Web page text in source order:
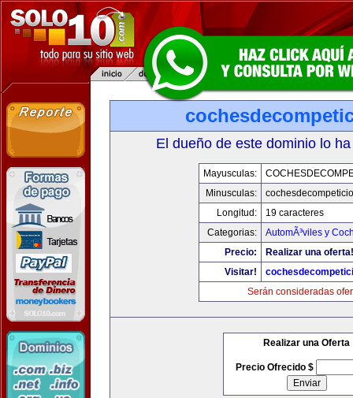
El dueño de este dominio lo
Mayusculas:
Minusculas:
Longitud:
19 caracteres
Categorias:
AutomÃ³viles y
Precio:
Realizar una oferta!
Visitar!
Serán consideradas
Realizar una Oferta
Precio Ofrecido $